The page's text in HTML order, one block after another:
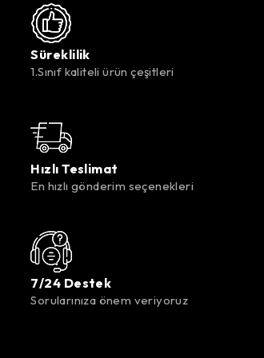
Süreklilik
1.Sınıf kaliteli ürün çeşitleri
Hızlı Teslimat
En hızlı gönderim seçenekleri
7/24 Destek
Sorularınıza önem veriyoruz